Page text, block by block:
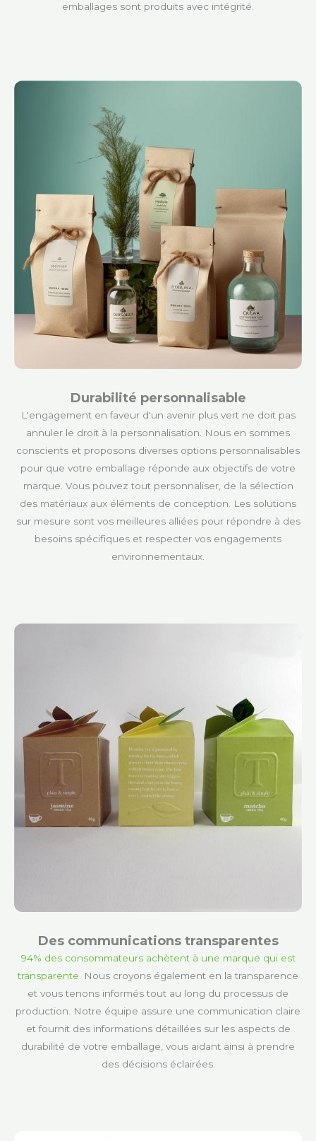
emballages sont produits avec intégrité.
Durabilité personnalisable
L'engagement en faveur d'un avenir plus vert ne doit pas
annuler le droit à la personnalisation. Nous en sommes
conscients et proposons diverses options personnalisables
pour que votre emballage réponde aux objectifs de votre
marque. Vous pouvez tout personnaliser, de la sélection
des matériaux aux éléments de conception. Les solutions
sur mesure sont vos meilleures alliées pour répondre à des
besoins spécifiques et respecter vos engagements
environnementaux.
Des communications transparentes
94% des consommateurs achètent à une marque qui est
transparente.
Nous croyons également en la transparence
et vous tenons informés tout au long du processus de
production. Notre équipe assure une communication claire
et fournit des informations détaillées sur les aspects de
durabilité de votre emballage, vous aidant ainsi à prendre
des décisions éclairées.